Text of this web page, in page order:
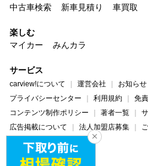
中古車検索
新車見積り 車買取
楽しむ
マイカー
みんカラ
サービス
carview!について 運営会社 お知らせ
プライバシーセンター
利用規約
免
コンテンツ制作ポリシー
著者一覧
広告掲載について
法人加盟店募集
ヘルプ・お問い合わせ